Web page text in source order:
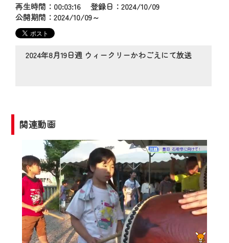
再生時間：00:03:16 登録日：2024/10/09
公開期間：2024/10/09～
2024年8月19日週 ウィークリーかわごえにて放送
関連動画
【変更点】
◆デザイン変更により、お住まいの地域
の動画コンテンツが一目瞭然。
◆当社アプリやＰＣブラウザから、いつ
でも・どこでも・外出先でも！
2024年9月24日からはご加入者様へのサー
ビス向上のため、
『CCNet Web TV』を利用いただくには、
一部コンテンツを除き、
CCNetサービスへの加入と『CCNetマイ
ページ※』へのログインが必要となりま
す。
何卒、ご理解ご了承の程よろしくお願い
いたします。